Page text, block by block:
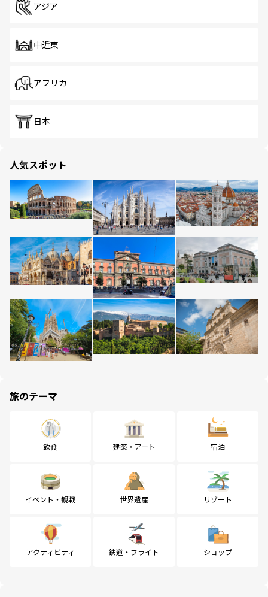
アジア
中近東
アフリカ
日本
人気スポット
旅のテーマ
飲食 建築・アート 宿泊
イベント・観戦 世界遺産 リゾート
アクティビティ 鉄道・フライト ショップ